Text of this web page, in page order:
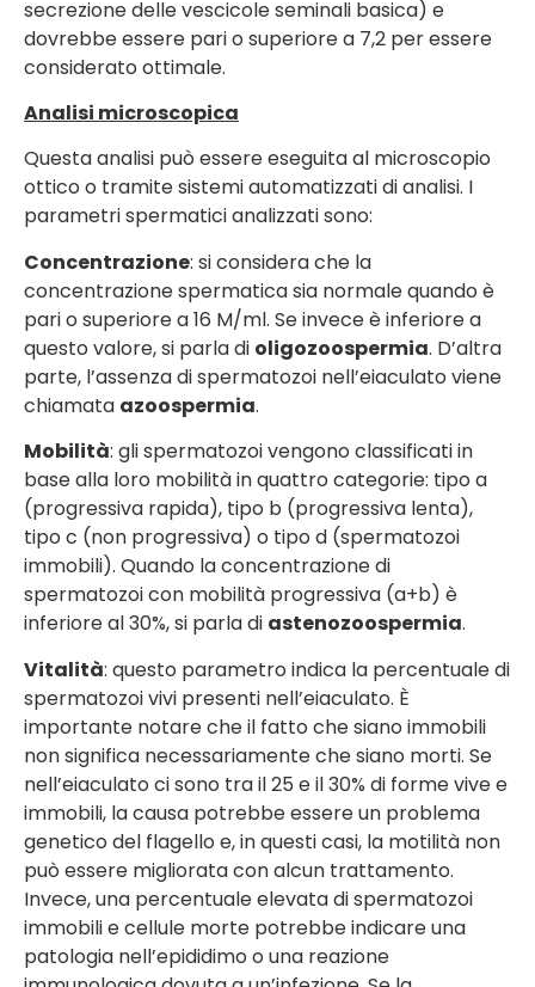
secrezione delle vescicole seminali basica) e
dovrebbe essere pari o superiore a 7,2 per essere
considerato ottimale.
Analisi microscopica
Questa analisi può essere eseguita al microscopio
ottico o tramite sistemi automatizzati di analisi. I
parametri spermatici analizzati sono:
Concentrazione: si considera che la
concentrazione spermatica sia normale quando è
pari o superiore a 16 M/ml. Se invece è inferiore a
questo valore, si parla di oligozoospermia. D’altra
parte, l’assenza di spermatozoi nell’eiaculato viene
chiamata azoospermia.
Mobilità: gli spermatozoi vengono classificati in
base alla loro mobilità in quattro categorie: tipo a
(progressiva rapida), tipo b (progressiva lenta),
tipo c (non progressiva) o tipo d (spermatozoi
immobili). Quando la concentrazione di
spermatozoi con mobilità progressiva (a+b) è
inferiore al 30%, si parla di astenozoospermia.
Vitalità: questo parametro indica la percentuale di
spermatozoi vivi presenti nell’eiaculato. È
importante notare che il fatto che siano immobili
non significa necessariamente che siano morti. Se
nell’eiaculato ci sono tra il 25 e il 30% di forme vive e
immobili, la causa potrebbe essere un problema
genetico del flagello e, in questi casi, la motilità non
può essere migliorata con alcun trattamento.
Invece, una percentuale elevata di spermatozoi
immobili e cellule morte potrebbe indicare una
patologia nell’epididimo o una reazione